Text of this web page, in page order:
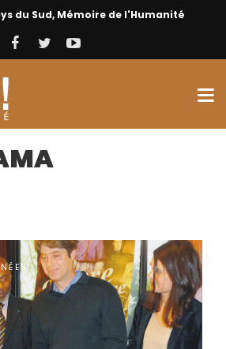
du Sud, Mémoire de l'Humanité